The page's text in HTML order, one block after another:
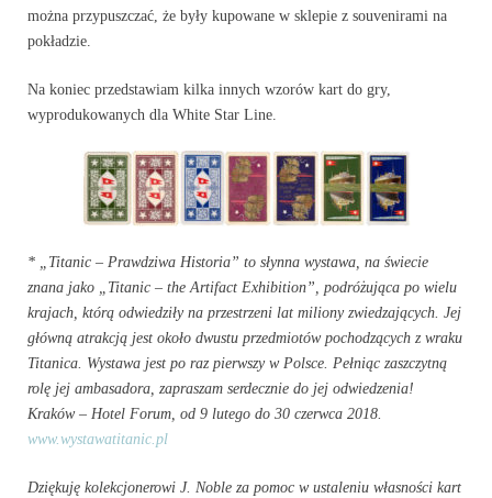
można przypuszczać, że były kupowane w sklepie z souvenirami na
pokładzie.
Na koniec przedstawiam kilka innych wzorów kart do gry,
wyprodukowanych dla White Star Line.
* „Titanic – Prawdziwa Historia” to słynna wystawa, na świecie
znana jako „Titanic – the Artifact Exhibition”, podróżująca po wielu
krajach, którą odwiedziły na przestrzeni lat miliony zwiedzających. Jej
główną atrakcją jest około dwustu przedmiotów pochodzących z wraku
Titanica. Wystawa jest po raz pierwszy w Polsce. Pełniąc zaszczytną
rolę jej ambasadora, zapraszam serdecznie do jej odwiedzenia!
Kraków – Hotel Forum, od 9 lutego do 30 czerwca 2018.
www.wystawatitanic.pl
Dziękuję kolekcjonerowi J. Noble za pomoc w ustaleniu własności kart